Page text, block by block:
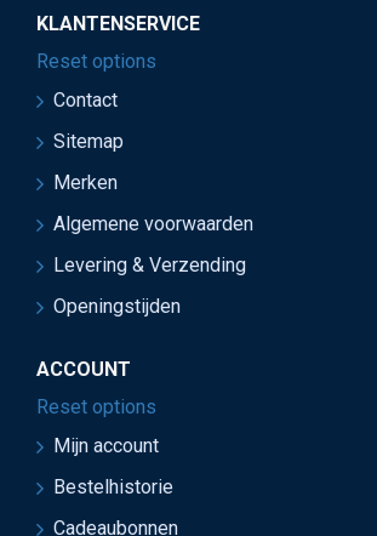
KLANTENSERVICE
Reset options
Contact
Sitemap
Merken
Algemene voorwaarden
Levering & Verzending
Openingstijden
ACCOUNT
Reset options
Mijn account
Bestelhistorie
Cadeaubonnen